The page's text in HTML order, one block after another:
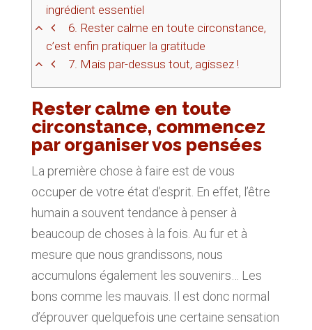
ingrédient essentiel
6. Rester calme en toute circonstance,
c’est enfin pratiquer la gratitude
7. Mais par-dessus tout, agissez !
Rester calme en toute
circonstance, commencez
par organiser vos pensées
La première chose à faire est de vous
occuper de votre état d’esprit. En effet, l’être
humain a souvent tendance à penser à
beaucoup de choses à la fois. Au fur et à
mesure que nous grandissons, nous
accumulons également les souvenirs… Les
bons comme les mauvais. Il est donc normal
d’éprouver quelquefois une certaine sensation